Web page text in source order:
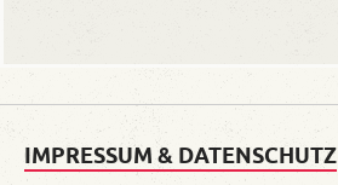
IMPRESSUM & DATENSCHUTZ